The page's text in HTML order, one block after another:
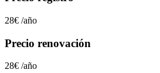
28€ /año
Precio renovación
28€ /año